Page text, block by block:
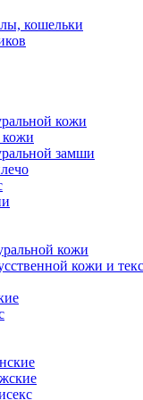
кошельки
кожи
кожи
замши
кожи
кожи и